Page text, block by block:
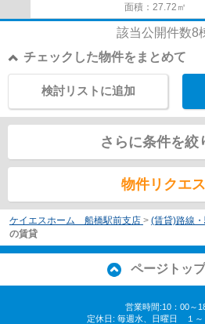
面積：27.72㎡
該当公開件数8
チェックした物件をまとめて
検討リストに追加
さらに条件を絞
物件リクエ
ケイエスホーム 船橋駅前支店 > (賃貸)路線
の賃貸
ページトッ
営業時間:10：00～
定休日: 毎週水、日曜日 １